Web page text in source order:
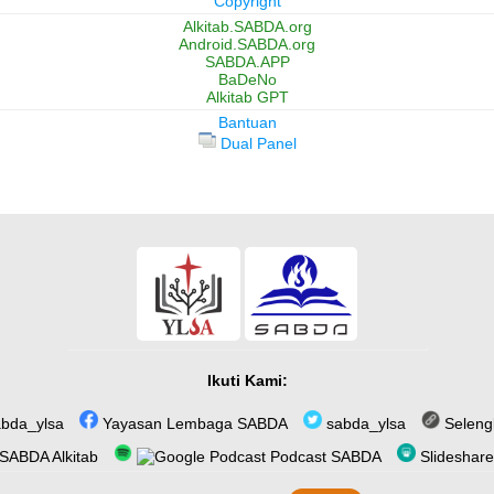
Alkitab.SABDA.org
Android.SABDA.org
SABDA.APP
BaDeNo
Alkitab GPT
Bantuan
Dual Panel
Ikuti Kami:
Yayasan Lembaga SABDA sabda_ylsa
Alkitab
Podcast SABDA